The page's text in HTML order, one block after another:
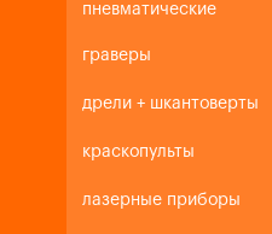
пневматические
граверы
дрели + шкантоверты
краскопульты
лазерные приборы